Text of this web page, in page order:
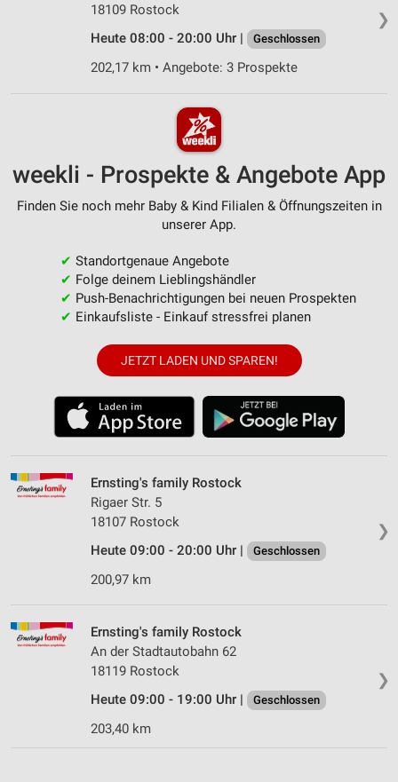
❯
18109 Rostock
Heute 08:00 - 20:00 Uhr |
Geschlossen
202,17 km • Angebote: 3 Prospekte
weekli - Prospekte & Angebote App
Finden Sie noch mehr Baby & Kind Filialen & Öffnungszeiten in
unserer App.
✔ Standortgenaue Angebote
✔ Folge deinem Lieblingshändler
✔ Push-Benachrichtigungen bei neuen Prospekten
✔ Einkaufsliste - Einkauf stressfrei planen
JETZT LADEN UND SPAREN!
❯
Ernsting's family Rostock
Rigaer Str. 5
18107 Rostock
Heute 09:00 - 20:00 Uhr |
Geschlossen
200,97 km
❯
Ernsting's family Rostock
An der Stadtautobahn 62
18119 Rostock
Heute 09:00 - 19:00 Uhr |
Geschlossen
203,40 km